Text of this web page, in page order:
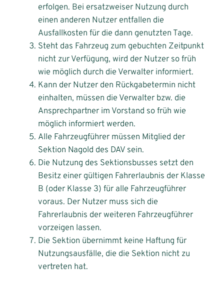
erfolgen. Bei ersatzweiser Nutzung durch
einen anderen Nutzer entfallen die
Ausfallkosten für die dann genutzten Tage.
Steht das Fahrzeug zum gebuchten Zeitpunkt
nicht zur Verfügung, wird der Nutzer so früh
wie möglich durch die Verwalter informiert.
Kann der Nutzer den Rückgabetermin nicht
einhalten, müssen die Verwalter bzw. die
Ansprechpartner im Vorstand so früh wie
möglich informiert werden.
Alle Fahrzeugführer müssen Mitglied der
Sektion Nagold des DAV sein.
Die Nutzung des Sektionsbusses setzt den
Besitz einer gültigen Fahrerlaubnis der Klasse
B (oder Klasse 3) für alle Fahrzeugführer
voraus. Der Nutzer muss sich die
Fahrerlaubnis der weiteren Fahrzeugführer
vorzeigen lassen.
Die Sektion übernimmt keine Haftung für
Nutzungsausfälle, die die Sektion nicht zu
vertreten hat.